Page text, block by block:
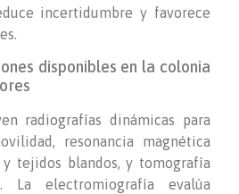
incertidumbre y favorece
disponibles en la colonia
radiografías dinámicas para
resonancia magnética
y tejidos blandos, y tomografía
La electromiografía evalúa